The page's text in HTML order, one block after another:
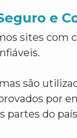
e
sites com
são
por
partes do